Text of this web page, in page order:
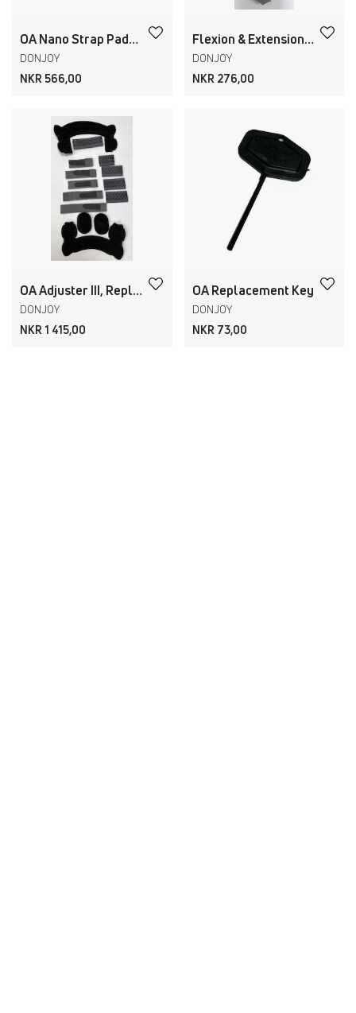
OA Nano Strap Pads Kit
DONJOY
NKR 566,00
Flexion & Extension stop kit till OA Adjuster/OA Nano
DONJOY
NKR 276,00
OA Adjuster III, Replacement Kit
DONJOY
NKR 1 415,00
OA Replacement Key
DONJOY
NKR 73,00